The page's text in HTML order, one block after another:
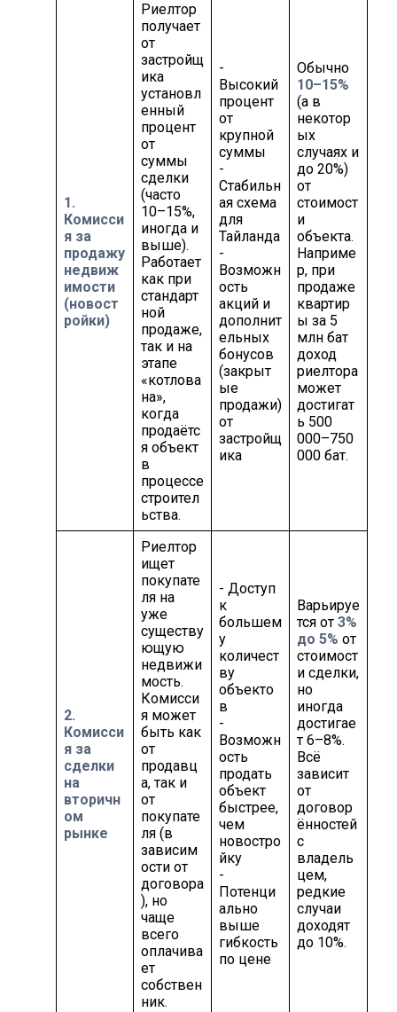
1.
Комисси
я за
продажу
недвиж
имости
(новост
ройки)
Риелтор
получает
от
застройщ
ика
установл
енный
процент
от
суммы
сделки
(часто
10–15%,
иногда и
выше).
Работает
как при
стандарт
ной
продаже,
так и на
этапе
«котлова
на»,
когда
продаётс
я объект
в
процессе
строител
ьства.
-
Высокий
процент
от
крупной
суммы
-
Стабильн
ая схема
для
Тайланда
-
Возможн
ость
акций и
дополнит
ельных
бонусов
(закрыт
ые
продажи)
от
застройщ
ика
Обычно
10–15%
(а в
некотор
ых
случаях и
до 20%)
от
стоимост
и
объекта.
Наприме
р, при
продаже
квартир
ы за 5
млн бат
доход
риелтора
может
достигат
ь 500
000–750
000 бат.
2.
Комисси
я за
сделки
на
вторичн
ом
рынке
Риелтор
ищет
покупате
ля на
уже
существу
ющую
недвижи
мость.
Комисси
я может
быть как
от
продавц
а, так и
от
покупате
ля (в
зависим
ости от
договора
), но
чаще
всего
оплачива
ет
собствен
ник.
- Доступ
к
большем
у
количест
ву
объекто
в
-
Возможн
ость
продать
объект
быстрее,
чем
новостро
йку
-
Потенци
ально
выше
гибкость
по цене
Варьируе
тся от 3%
до 5% от
стоимост
и сделки,
но
иногда
достигае
т 6–8%.
Всё
зависит
от
договор
ённостей
с
владель
цем,
редкие
случаи
доходят
до 10%.